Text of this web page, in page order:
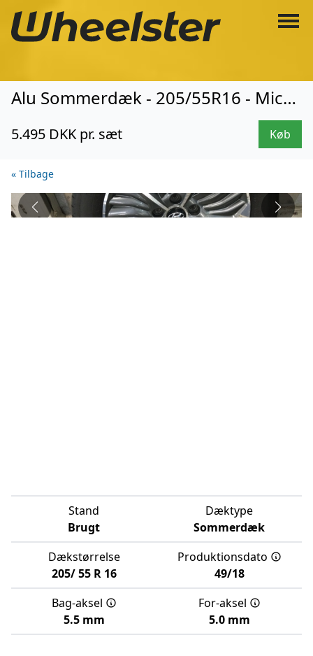
Alu Sommerdæk - 205/55R16 - Michelin (1058)
5.495 DKK pr. sæt Køb
« Tilbage
Stand
Brugt
Dæktype
Sommerdæk
Dækstørrelse
205/ 55 R 16
Produktionsdato
49/18
Bag-aksel
5.5 mm
For-aksel
5.0 mm